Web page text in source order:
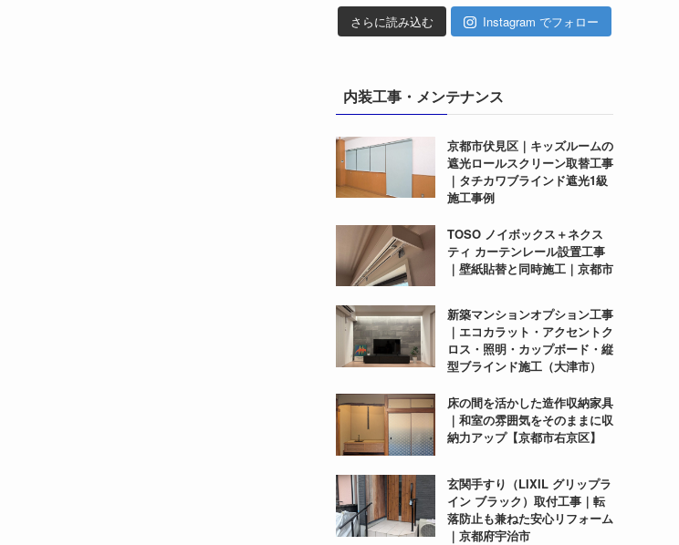
さらに読み込む Instagram でフォロー
内装工事・メンテナンス
京都市伏見区｜キッズルームの
遮光ロールスクリーン取替工事
｜タチカワブラインド遮光1級
施工事例
TOSO ノイボックス＋ネクス
ティ カーテンレール設置工事
｜壁紙貼替と同時施工｜京都市
新築マンションオプション工事
｜エコカラット・アクセントク
ロス・照明・カップボード・縦
型ブラインド施工（大津市）
床の間を活かした造作収納家具
｜和室の雰囲気をそのままに収
納力アップ【京都市右京区】
玄関手すり（LIXIL グリップラ
イン ブラック）取付工事｜転
落防止も兼ねた安心リフォーム
｜京都府宇治市